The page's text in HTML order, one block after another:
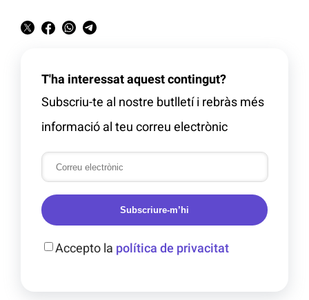
T'ha interessat aquest contingut?
Subscriu-te al nostre butlletí i rebràs més
informació al teu correu electrònic
Subscriure-m’hi
Accepto la política de privacitat